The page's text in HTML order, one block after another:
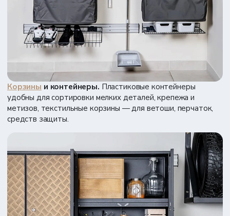
Корзины и контейнеры. Пластиковые контейнеры
удобны для сортировки мелких деталей, крепежа и
метизов, текстильные корзины — для ветоши, перчаток,
средств защиты.